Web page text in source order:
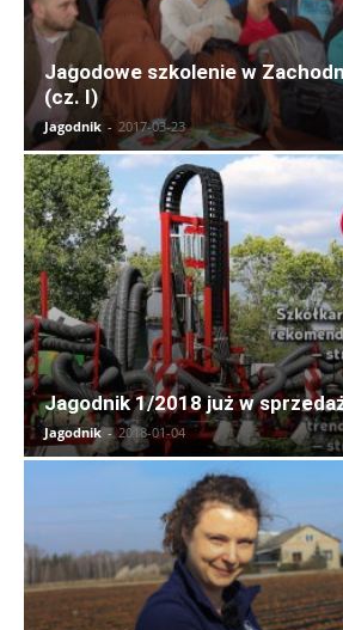
Jagodowe szkolenie w
(cz. I)
Jagodnik - 2017-03-23
Jagodnik 1/2018 już w
Jagodnik - 2018-01-04